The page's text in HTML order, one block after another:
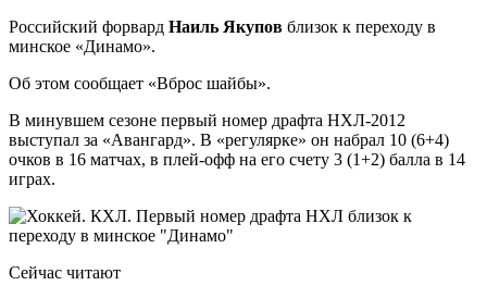
Российский форвард Наиль Якупов близок к переходу в
минское «Динамо».
Об этом сообщает «Вброс шайбы».
В минувшем сезоне первый номер драфта НХЛ-2012
выступал за «Авангард». В «регулярке» он набрал 10 (6+4)
очков в 16 матчах, в плей-офф на его счету 3 (1+2) балла в 14
играх.
Сейчас читают